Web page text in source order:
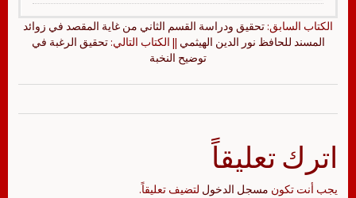
الكتاب السابق: تحقيق ودراسة القسم الثاني من غاية المقصد في زوائد
المسند للحافظ نور الدين الهيثمي || الكتاب التالي:تحقيق الرغبة في
توضيح النخبة
اترك تعليقاً
يجب أنت تكون مسجل الدخول لتضيف تعليقاً.